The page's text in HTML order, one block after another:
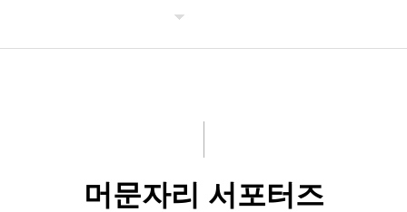
머문자리 서포터즈